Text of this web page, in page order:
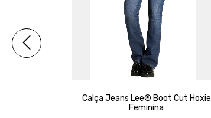
Calça Jeans Lee® Boot Cut Hoxie
Feminina